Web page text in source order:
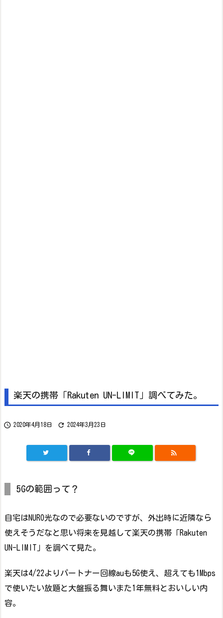
楽天の携帯「Rakuten UN-LIMIT」調べてみた。
 2020年4月18日  2024年3月23日

5Gの範囲って？
自宅はNURO光なので必要ないのですが、外出時に近隣なら
使えそうだなと思い将来を見越して楽天の携帯「Rakuten
UN-LIMIT」を調べて見た。
楽天は4/22よりパートナー回線auも5G使え、超えても1Mbps
で使いたい放題と大盤振る舞いまた1年無料とおいしい内
容。